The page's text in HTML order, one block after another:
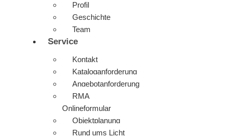
Profil
Geschichte
Team
Service
Kontakt
Kataloganforderung
Angebotanforderung
RMA
Onlineformular
Objektplanung
Rund ums Licht